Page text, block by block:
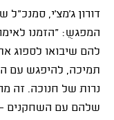
דורון ג’מצ’י, סמנכ”ל
המפגשֻ: "הזמנו
להם שיבואו לספוג
תמיכה, להיפגש עם
נרות של חנוכה. זה
שלהם עם השחקנים -